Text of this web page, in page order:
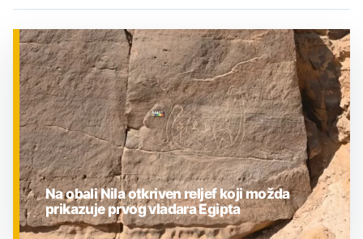
Na obali Nila otkriven reljef koji možda
prikazuje prvog vladara Egipta